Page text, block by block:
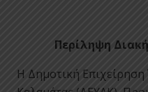
Περίληψη
Η Δημοτική